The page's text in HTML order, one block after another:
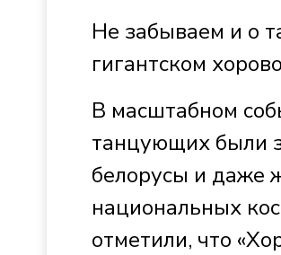
Не забываем и о
гигантском
В масштабном
танцующих были
белорусы и даже
национальных
отметили, что